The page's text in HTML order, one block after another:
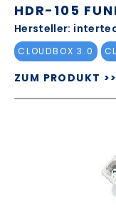
HDR-105
Hersteller:
CLOUDBOX 3.0
ZUM PRODUKT >>